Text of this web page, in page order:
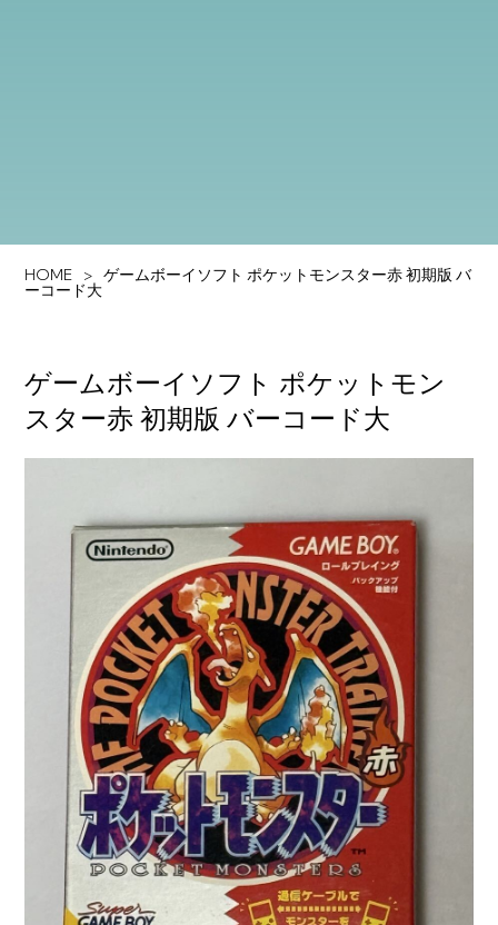
HOME ゲームボーイソフト ポケットモンスター赤 初期版 バ
ーコード大
ゲームボーイソフト ポケットモン
スター赤 初期版 バーコード大